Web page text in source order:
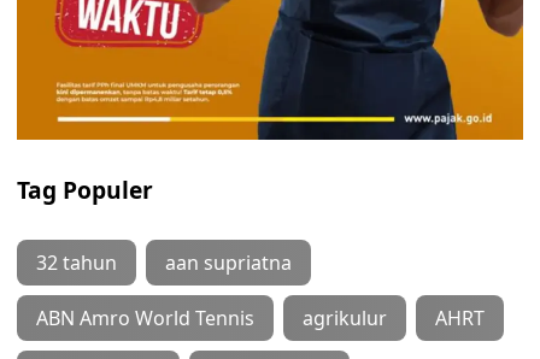
Tag Populer
32 tahun aan supriatna
ABN Amro World Tennis agrikulur AHRT